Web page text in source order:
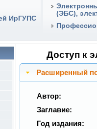
ИрГУПС
(ЭБС),
Доступ к
Расширенный
Автор:
Заглавие:
Год издания: